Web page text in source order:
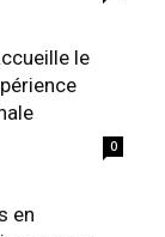
le
0
en